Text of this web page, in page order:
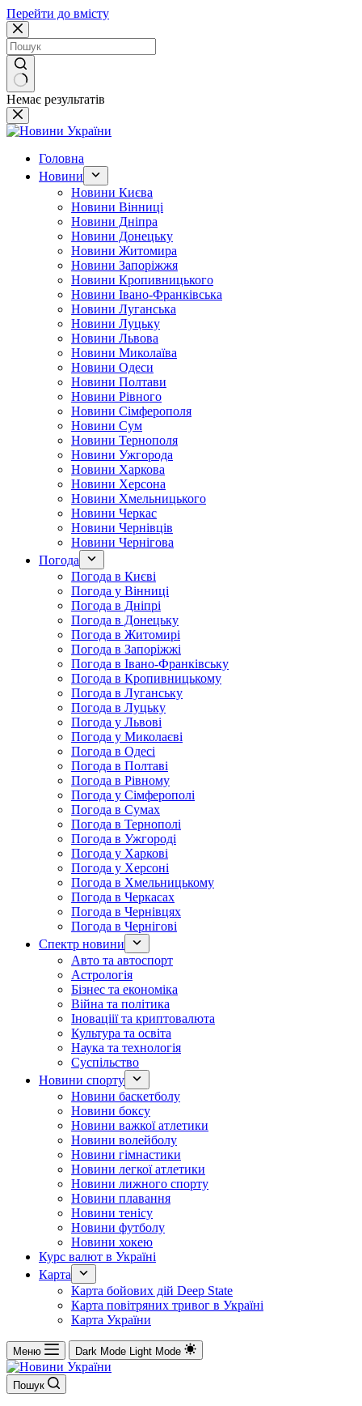
Перейти до вмісту
Немає результатів
Головна
Новини
Новини Києва
Новини Вінниці
Новини Дніпра
Новини Донецьку
Новини Житомира
Новини Запоріжжя
Новини Кропивницького
Новини Івано-Франківська
Новини Луганська
Новини Луцьку
Новини Львова
Новини Миколаїва
Новини Одеси
Новини Полтави
Новини Рівного
Новини Сімферополя
Новини Сум
Новини Тернополя
Новини Ужгорода
Новини Харкова
Новини Херсона
Новини Хмельницького
Новини Черкас
Новини Чернівців
Новини Чернігова
Погода
Погода в Києві
Погода у Вінниці
Погода в Дніпрі
Погода в Донецьку
Погода в Житомирі
Погода в Запоріжжі
Погода в Івано-Франківську
Погода в Кропивницькому
Погода в Луганську
Погода в Луцьку
Погода у Львові
Погода у Миколаєві
Погода в Одесі
Погода в Полтаві
Погода в Рівному
Погода у Сімферополі
Погода в Сумах
Погода в Тернополі
Погода в Ужгороді
Погода у Харкові
Погода у Херсоні
Погода в Хмельницькому
Погода в Черкасах
Погода в Чернівцях
Погода в Чернігові
Спектр новини
Авто та автоспорт
Астрологія
Бізнес та економіка
Війна та політика
Іноваціії та криптовалюта
Культура та освіта
Наука та технологія
Суспільство
Новини спорту
Новини баскетболу
Новини боксу
Новини важкої атлетики
Новини волейболу
Новини гімнастики
Новини легкої атлетики
Новини лижного спорту
Новини плавання
Новини тенісу
Новини футболу
Новини хокею
Курс валют в Україні
Карта
Карта бойових дій Deep State
Карта повітряних тривог в Україні
Карта України
Меню Dark Mode Light Mode
Пошук